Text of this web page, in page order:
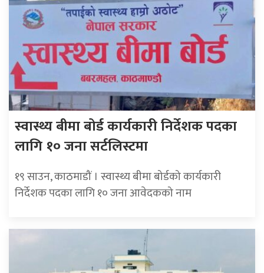
स्वास्थ्य बीमा बोर्ड कार्यकारी निर्देशक पदका
लागि १० जना सर्टलिस्टमा
१९ साउन, काठमाडौं । स्वास्थ्य बीमा बोर्डको कार्यकारी
निर्देशक पदका लागि १० जना आवेदकको नाम